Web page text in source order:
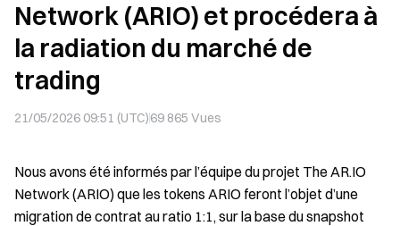
Network (ARIO) et procédera à
la radiation du marché de
trading
21/05/2026 09:51 (UTC)69 865 Vues
Nous avons été informés par l’équipe du projet The AR.IO
Network (ARIO) que les tokens ARIO feront l’objet d’une
migration de contrat au ratio 1:1, sur la base du snapshot